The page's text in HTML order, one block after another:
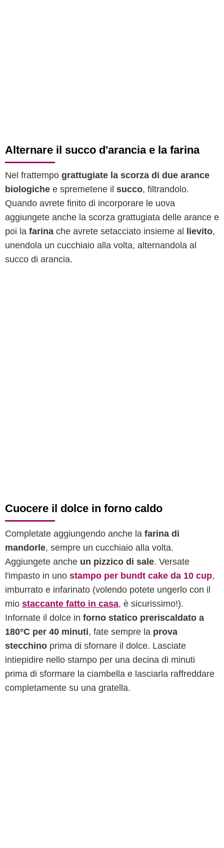
Alternare il succo d'arancia e la farina
Nel frattempo grattugiate la scorza di due arance
biologiche e spremetene il succo, filtrandolo.
Quando avrete finito di incorporare le uova
aggiungete anche la scorza grattugiata delle arance e
poi la farina che avrete setacciato insieme al lievito,
unendola un cucchiaio alla volta, alternandola al
succo di arancia.
Cuocere il dolce in forno caldo
Completate aggiungendo anche la farina di
mandorle, sempre un cucchiaio alla volta.
Aggiungete anche un pizzico di sale. Versate
l'impasto in uno stampo per bundt cake da 10 cup,
imburrato e infarinato (volendo potete ungerlo con il
mio staccante fatto in casa, è sicurissimo!).
Infornate il dolce in forno statico preriscaldato a
180°C per 40 minuti, fate sempre la prova
stecchino prima di sfornare il dolce. Lasciate
intiepidire nello stampo per una decina di minuti
prima di sformare la ciambella e lasciarla raffreddare
completamente su una gratella.